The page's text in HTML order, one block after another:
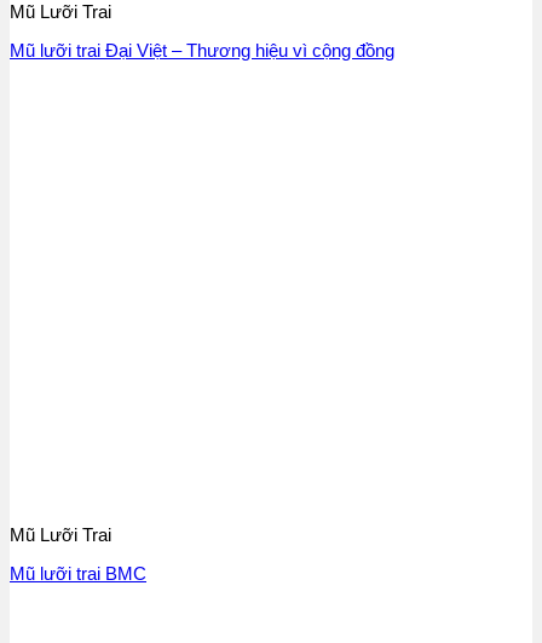
Mũ Lưỡi Trai
Mũ lưỡi trai Đại Việt – Thương hiệu vì cộng đồng
Mũ Lưỡi Trai
Mũ lưỡi trai BMC